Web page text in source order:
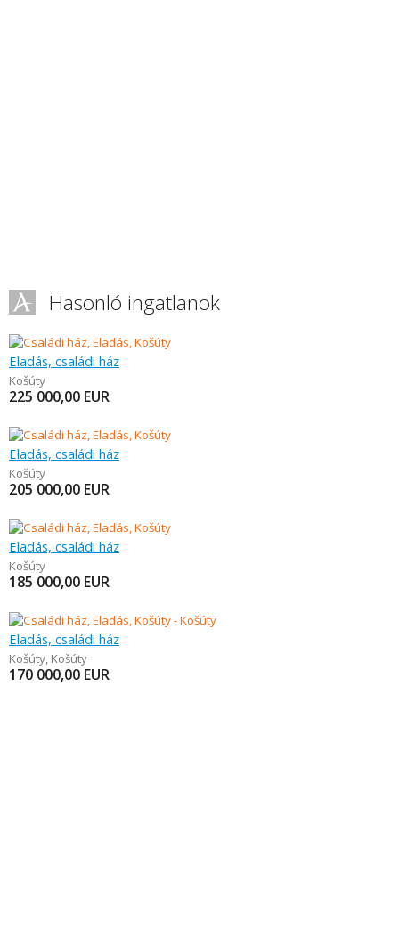
Hasonló ingatlanok
Eladás, családi ház
Košúty
225 000,00 EUR
Eladás, családi ház
Košúty
205 000,00 EUR
Eladás, családi ház
Košúty
185 000,00 EUR
Eladás, családi ház
Košúty, Košúty
170 000,00 EUR